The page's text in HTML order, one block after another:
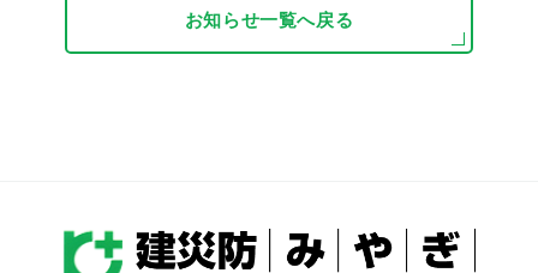
お知らせ一覧へ戻る